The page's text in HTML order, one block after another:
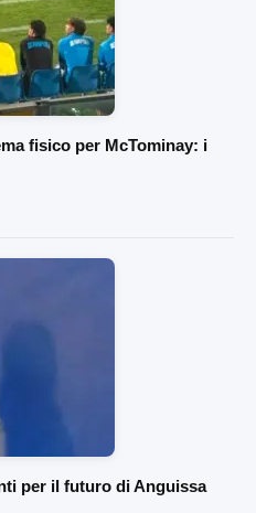
fisico per McTominay: i
per il futuro di Anguissa